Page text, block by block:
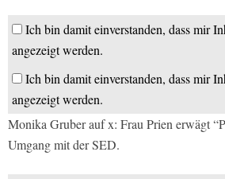
Ich bin damit einverstanden, dass mir
angezeigt werden.
Ich bin damit einverstanden, dass mir
angezeigt werden.
Monika Gruber auf x: Frau Prien erwägt
Umgang mit der SED.